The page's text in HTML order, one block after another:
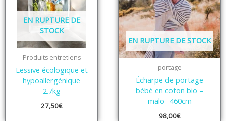
EN RUPTURE DE
STOCK
Produits entretiens
Lessive écologique et
hypoallergénique
2.7kg
27,50€
EN RUPTURE DE STOCK
portage
Écharpe de portage
bébé en coton bio –
malo- 460cm
98,00€